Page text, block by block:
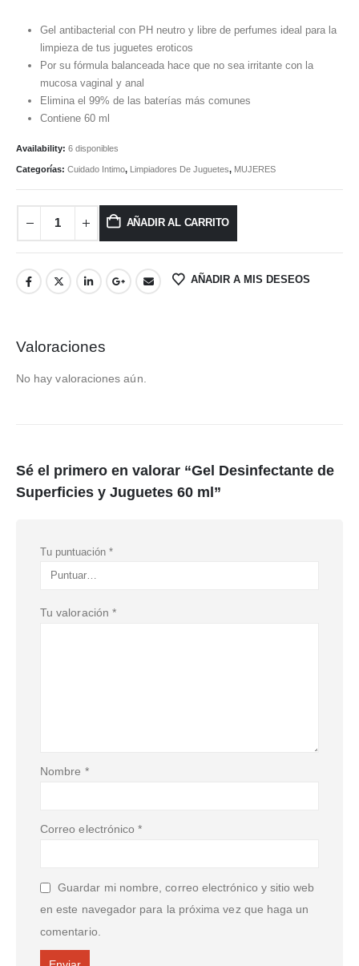
Gel antibacterial con PH neutro y libre de perfumes ideal para la
limpieza de tus juguetes eroticos
Por su fórmula balanceada hace que no sea irritante con la
mucosa vaginal y anal
Elimina el 99% de las baterías más comunes
Contiene 60 ml
Availability: 6 disponibles
Categorías: Cuidado Intimo, Limpiadores De Juguetes, MUJERES
AÑADIR AL CARRITO
AÑADIR A MIS DESEOS
Valoraciones
No hay valoraciones aún.
Sé el primero en valorar “Gel Desinfectante de
Superficies y Juguetes 60 ml”
Tu puntuación *
Tu valoración *
Nombre *
Correo electrónico*
Guardar mi nombre, correo electrónico y sitio web
en este navegador para la próxima vez que haga un
comentario.